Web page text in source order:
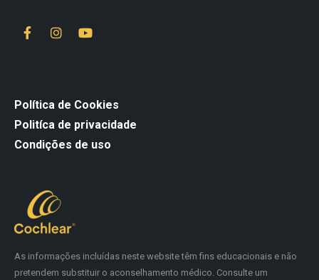
As informações incluídas neste website têm fins educacionais e não
pretendem substituir o aconselhamento médico. Consulte um
Política de Cookies
Politíca de privacidade
Condições de uso